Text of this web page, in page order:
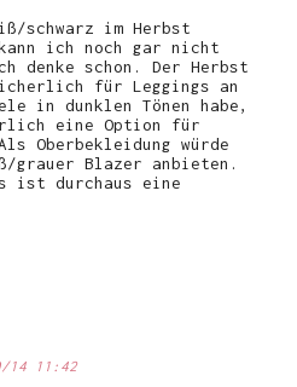
schwarz im Herbst
ich noch gar nicht
denke schon. Der Herbst
für Leggings an
in dunklen Tönen habe,
eine Option für
Oberbekleidung würde
grauer Blazer anbieten.
ist durchaus eine
14 11:42